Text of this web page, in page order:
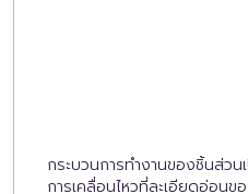
กระบวนการทำงานของชิ้นส่ว
การเคลื่อนไหวที่ละเอียดอ่อนข